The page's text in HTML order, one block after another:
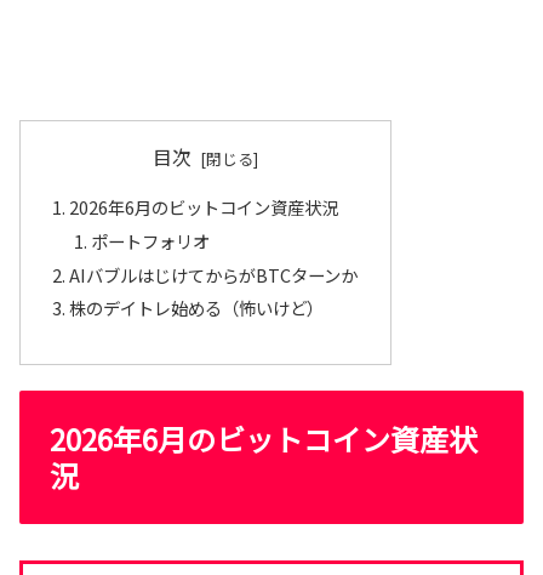
目次
2026年6月のビットコイン資産状況
ポートフォリオ
AIバブルはじけてからがBTCターンか
株のデイトレ始める（怖いけど）
2026年6月のビットコイン資産状
況